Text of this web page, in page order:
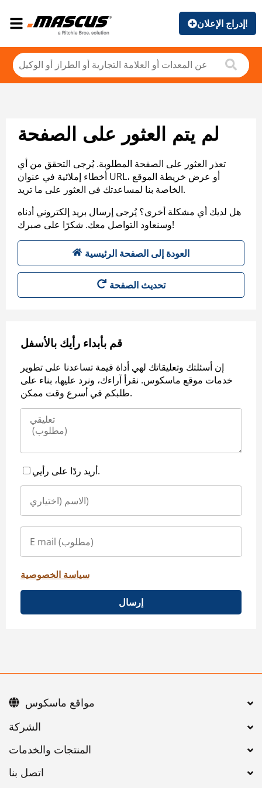
إدراج الإعلان!
لم يتم العثور على الصفحة
تعذر العثور على الصفحة المطلوبة. يُرجى التحقق من أي
أخطاء إملائية في عنوان URL، أو عرض خريطة الموقع
الخاصة بنا لمساعدتك في العثور على ما تريد.
هل لديك أي مشكلة أخرى؟ يُرجى إرسال بريد إلكتروني أدناه
وسنعاود التواصل معك. شكرًا على صبرك!
العودة إلى الصفحة الرئيسية
تحديث الصفحة
قم بأبداء رأيك بالأسفل
إن أسئلتك وتعليقاتك لهي أداة قيمة تساعدنا على تطوير
خدمات موقع ماسكوس. نقرأ آراءك، ونرد عليها، بناء على
طلبكم في أسرع وقت ممكن.
أريد ردًا على رأيي.
سياسة الخصوصية
إرسال
اتصل بنا
مواقع ماسكوس